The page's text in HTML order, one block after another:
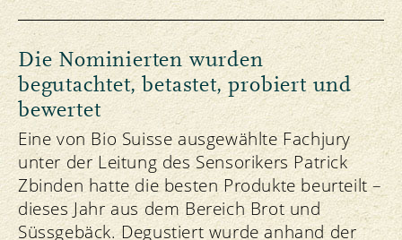
Die Nominierten wurden
begutachtet, betastet, probiert und
bewertet
Eine von Bio Suisse ausgewählte Fachjury
unter der Leitung des Sensorikers Patrick
Zbinden hatte die besten Produkte beurteilt –
dieses Jahr aus dem Bereich Brot und
Süssgebäck. Degustiert wurde anhand der